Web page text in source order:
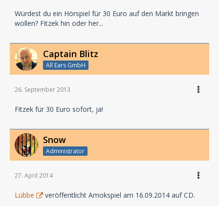
Würdest du ein Hörspiel für 30 Euro auf den Markt bringen
wollen? Fitzek hin oder her...
Captain Blitz
All Ears GmbH
26. September 2013
Fitzek für 30 Euro sofort, ja!
Snow
Administrator
27. April 2014
Lübbe veröffentlicht Amokspiel am 16.09.2014 auf CD.